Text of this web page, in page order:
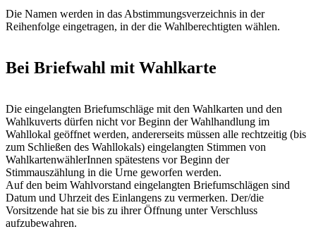
Die Namen werden in das Abstimmungsverzeichnis in der
Reihenfolge eingetragen, in der die Wahlberechtigten wählen.
Bei Briefwahl mit Wahlkarte
Die eingelangten Briefumschläge mit den Wahlkarten und den
Wahlkuverts dürfen nicht vor Beginn der Wahlhandlung im
Wahllokal geöffnet werden, andererseits müssen alle rechtzeitig (bis
zum Schließen des Wahllokals) eingelangten Stimmen von
WahlkartenwählerInnen spätestens vor Beginn der
Stimmauszählung in die Urne geworfen werden.
Auf den beim Wahlvorstand eingelangten Briefumschlägen sind
Datum und Uhrzeit des Einlangens zu vermerken. Der/die
Vorsitzende hat sie bis zu ihrer Öffnung unter Verschluss
aufzubewahren.